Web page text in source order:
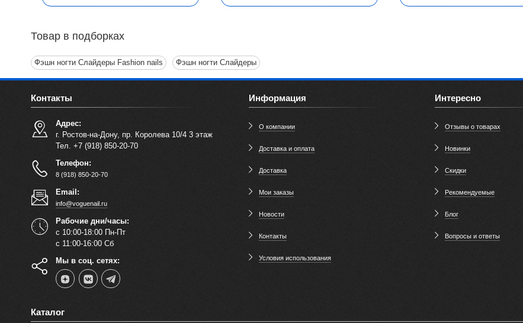
Товар в подборках
Фэшн ногти Слайдеры Fashion nails Фэшн ногти Слайдеры
Контакты
Адрес:
г. Ростов-на-Дону, пр. Королева 10/4 3 этаж
Тел. +7 (918) 850-20-70
Телефон:
8 (918) 850-20-70
Email:
info@voguenail.ru
Рабочие дни/часы:
с 10:00-18:00 Пн-Пт
с 11:00-16:00 Сб
Мы в соц. сетях:
Информация
О компании
Доставка и оплата
Доставка
Мои заказы
Новости
Контакты
Условия использования
Интересно
Отзывы о товарах
Новинки
Скидки
Рекомендуемые
Блог
Вопросы и ответы
Каталог